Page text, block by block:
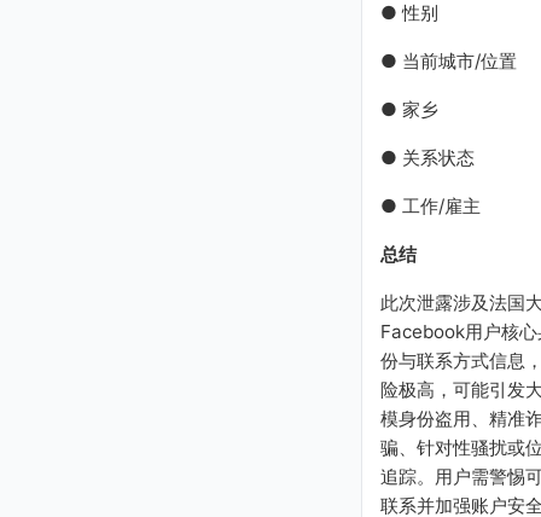
● 性别
● 当前城市/位置
● 家乡
● 关系状态
● 工作/雇主
总结
此次泄露涉及法国
Facebook用户核心
份与联系方式信息
险极高，可能引发
模身份盗用、精准
骗、针对性骚扰或
追踪。用户需警惕
联系并加强账户安